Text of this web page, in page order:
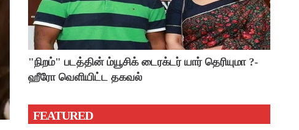
"நிறம்" படத்தின் ம்யூசிக் டைரக்டர் யார் தெரியுமா ?-
ஹீரோ வெளியிட்ட தகவல்
FEATURED